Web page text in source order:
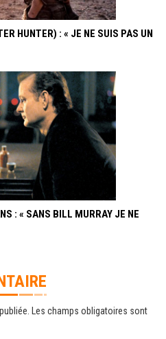
HUNTER) : « JE NE SUIS PAS UN
: « SANS BILL MURRAY JE NE
Les champs obligatoires sont